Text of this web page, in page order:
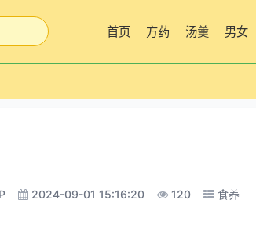
首页 方药 汤羹 男女
2024-09-01 15:16:20 120 食养